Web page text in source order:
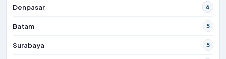
Denpasar 6
Batam 5
Surabaya 5